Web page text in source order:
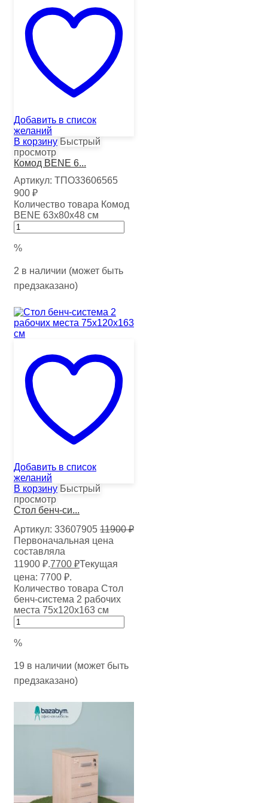
Добавить в список
желаний
В корзину Быстрый
просмотр
Комод BENE 6...
Артикул: ТПО33606565
900 ₽
Количество товара Комод
BENE 63х80х48 см
%
2 в наличии (может быть
предзаказано)
Добавить в список
желаний
В корзину Быстрый
просмотр
Стол бенч-си...
Артикул: 33607905 11900₽
Первоначальная цена
составляла
11900 ₽.7700 ₽Текущая
цена: 7700 ₽.
Количество товара Стол
бенч-система 2 рабочих
места 75х120х163 см
%
19 в наличии (может быть
предзаказано)